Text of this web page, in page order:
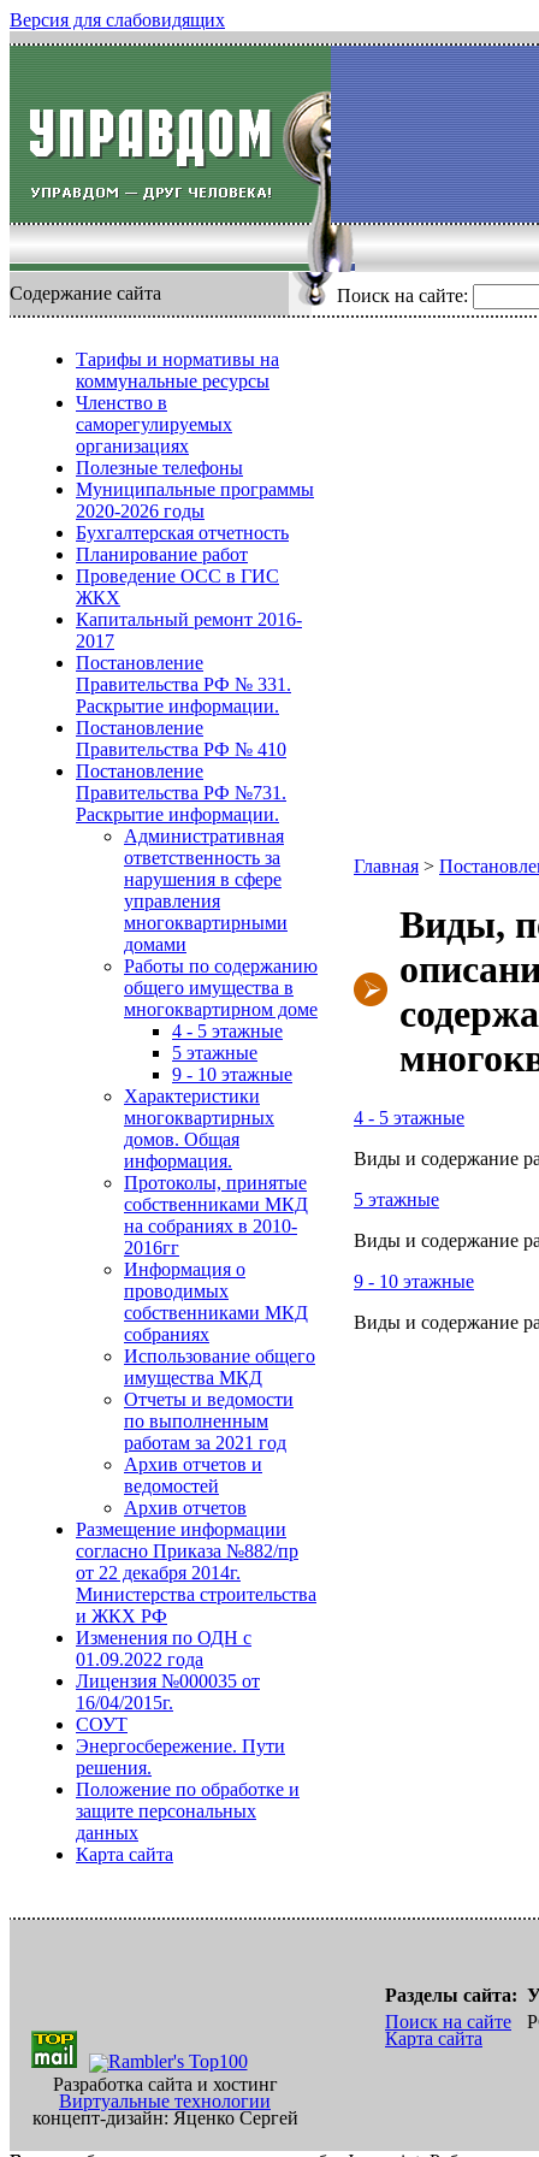
Версия для слабовидящих
Содержание сайта Поиск на сайте:
Тарифы и нормативы на
коммунальные ресурсы
Членство в
саморегулируемых
организациях
Полезные телефоны
Муниципальные программы
2020-2026 годы
Бухгалтерская отчетность
Планирование работ
Проведение ОСС в ГИС
ЖКХ
Капитальный ремонт 2016-
2017
Постановление
Правительства РФ № 331.
Раскрытие информации.
Постановление
Правительства РФ № 410
Постановление
Правительства РФ №731.
Раскрытие информации.
Административная
ответственность за
нарушения в сфере
управления
многоквартирными
домами
Работы по содержанию
общего имущества в
многоквартирном доме
4 - 5 этажные
5 этажные
9 - 10 этажные
Характеристики
многоквартирных
домов. Общая
информация.
Протоколы, принятые
собственниками МКД
на собраниях в 2010-
2016гг
Информация о
проводимых
собственниками МКД
собраниях
Использование общего
имущества МКД
Отчеты и ведомости
по выполненным
работам за 2021 год
Архив отчетов и
ведомостей
Архив отчетов
Размещение информации
согласно Приказа №882/пр
от 22 декабря 2014г.
Министерства строительства
и ЖКХ РФ
Изменения по ОДН с
01.09.2022 года
Лицензия №000035 от
16/04/2015г.
СОУТ
Энергосбережение. Пути
решения.
Положение по обработке и
защите персональных
данных
Карта сайта
Главная >
Виды,
4 - 5 этажные
Виды и содержание
5 этажные
Виды и содержание
9 - 10 этажные
Виды и содержание
Разработка сайта и хостинг
Виртуальные технологии
концепт-дизайн: Яценко Сергей
Разделы сайта:
Поиск на сайте
Карта сайта